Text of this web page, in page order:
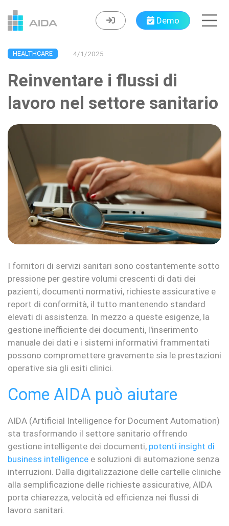
Demo
HEALTHCARE 4/1/2025
Reinventare i flussi di
lavoro nel settore sanitario
I fornitori di servizi sanitari sono costantemente sotto
pressione per gestire volumi crescenti di dati dei
pazienti, documenti normativi, richieste assicurative e
report di conformità, il tutto mantenendo standard
elevati di assistenza. In mezzo a queste esigenze, la
gestione inefficiente dei documenti, l'inserimento
manuale dei dati e i sistemi informativi frammentati
possono compromettere gravemente sia le prestazioni
operative sia gli esiti clinici.
Come AIDA può aiutare
AIDA (Artificial Intelligence for Document Automation)
sta trasformando il settore sanitario offrendo
gestione intelligente dei documenti, potenti insight di
business intelligence e soluzioni di automazione senza
interruzioni. Dalla digitalizzazione delle cartelle cliniche
alla semplificazione delle richieste assicurative, AIDA
porta chiarezza, velocità ed efficienza nei flussi di
lavoro sanitari.